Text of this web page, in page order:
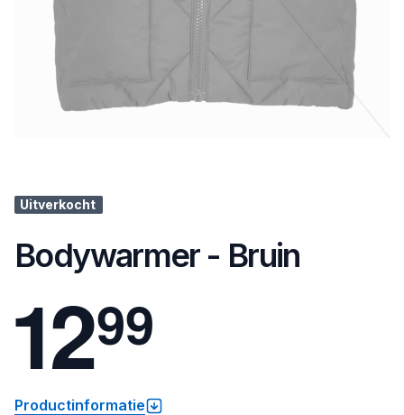
Uitverkocht
Bodywarmer - Bruin
1299
Productinformatie